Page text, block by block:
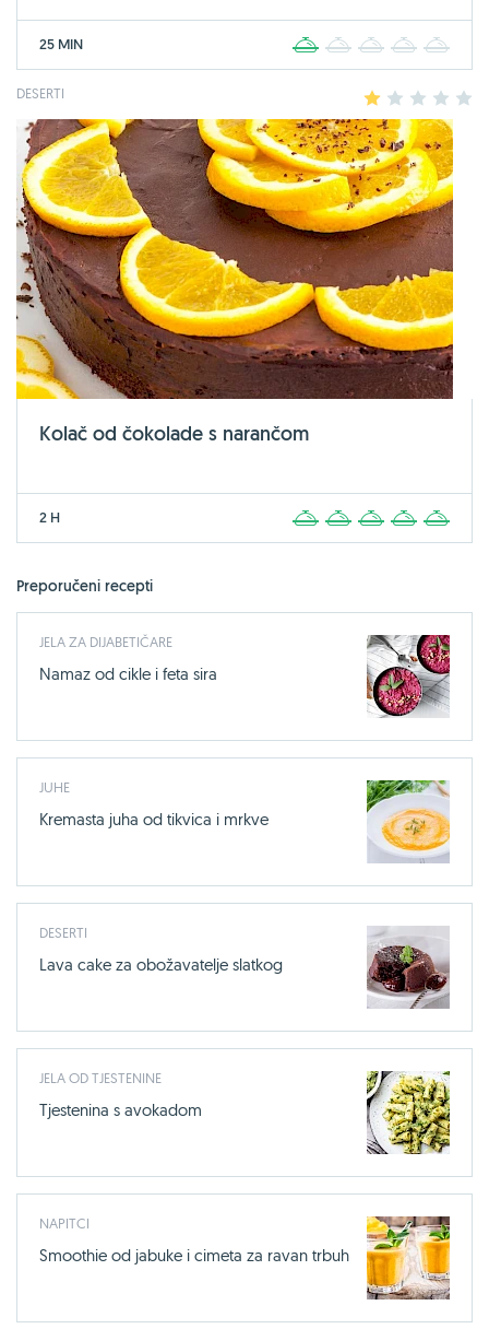
25 MIN 2 3 4
DESERTI 2 3 4
Kolač od čokolade s narančom
2 H 2 3 4
Preporučeni recepti
JELA ZA DIJABETIČARE
Namaz od cikle i feta sira
JUHE
Kremasta juha od tikvica i mrkve
DESERTI
Lava cake za obožavatelje slatkog
JELA OD TJESTENINE
Tjestenina s avokadom
NAPITCI
Smoothie od jabuke i cimeta za ravan trbuh